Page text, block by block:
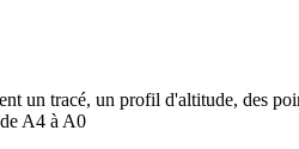
un tracé, un profil d'altitude, des
A4 à A0